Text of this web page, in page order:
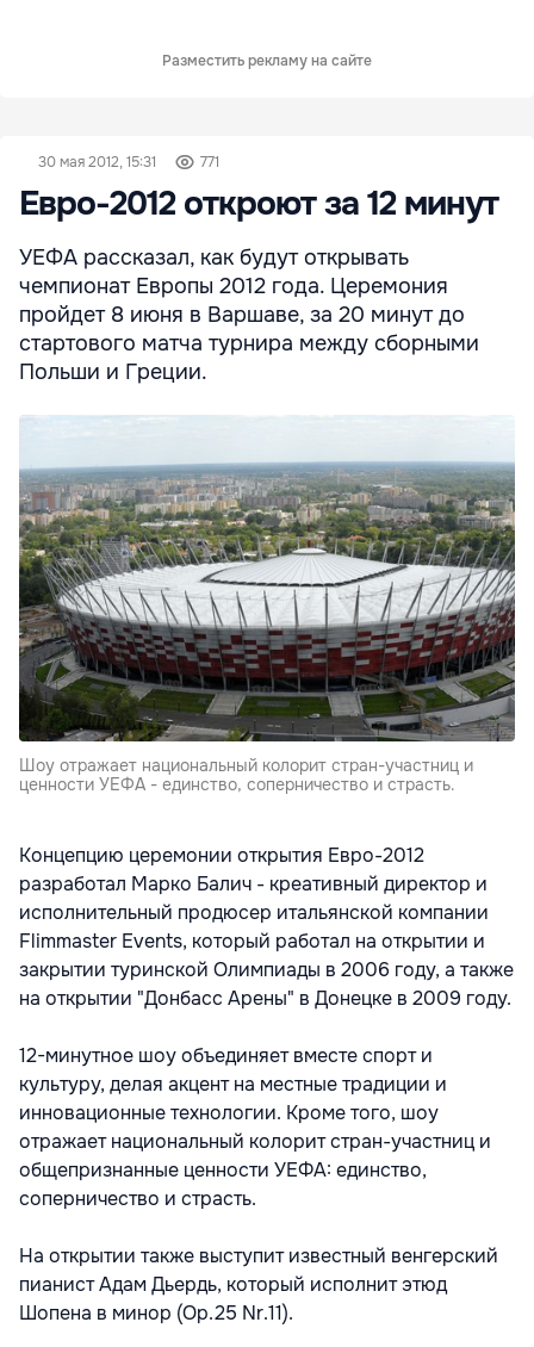
Разместить рекламу на сайте
30 мая 2012, 15:31 771
Евро-2012 откроют за 12 минут
УЕФА рассказал, как будут открывать
чемпионат Европы 2012 года. Церемония
пройдет 8 июня в Варшаве, за 20 минут до
стартового матча турнира между сборными
Польши и Греции.
Шоу отражает национальный колорит стран-участниц и
ценности УЕФА - единство, соперничество и страсть.
Концепцию церемонии открытия Евро-2012
разработал Марко Балич - креативный директор и
исполнительный продюсер итальянской компании
Flimmaster Events, который работал на открытии и
закрытии туринской Олимпиады в 2006 году, а также
на открытии "Донбасс Арены" в Донецке в 2009 году.
12-минутное шоу объединяет вместе спорт и
культуру, делая акцент на местные традиции и
инновационные технологии. Кроме того, шоу
отражает национальный колорит стран-участниц и
общепризнанные ценности УЕФА: единство,
соперничество и страсть.
На открытии также выступит известный венгерский
пианист Адам Дьердь, который исполнит этюд
Шопена в минор (Op.25 Nr.11).